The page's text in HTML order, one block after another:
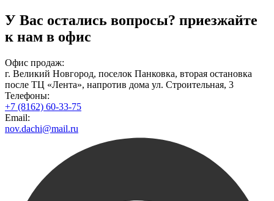
У Вас остались вопросы? приезжайте
к нам в офис
Офис продаж:
г. Великий Новгород, поселок Панковка, вторая остановка
после ТЦ «Лента», напротив дома ул. Строительная, 3
Телефоны:
+7 (8162) 60-33-75
Email:
nov.dachi@mail.ru